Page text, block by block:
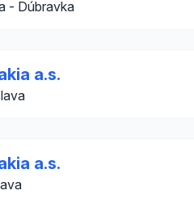
- Dúbravka
a.s.
a.s.